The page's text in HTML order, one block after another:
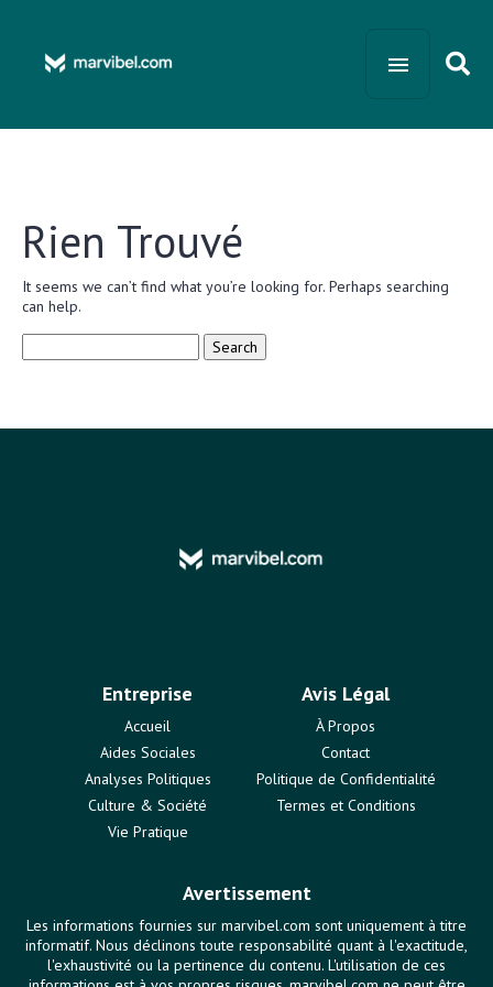
Rien Trouvé
It seems we can’t find what you’re looking for. Perhaps searching
can help.
Entreprise
Accueil
Aides Sociales
Analyses Politiques
Culture & Société
Vie Pratique
Avis Légal
À Propos
Contact
Politique de Confidentialité
Termes et Conditions
Avertissement
Les informations fournies sur marvibel.com sont uniquement à titre
informatif. Nous déclinons toute responsabilité quant à l'exactitude,
l'exhaustivité ou la pertinence du contenu. L'utilisation de ces